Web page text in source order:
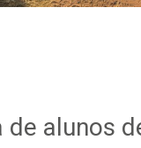
alunos